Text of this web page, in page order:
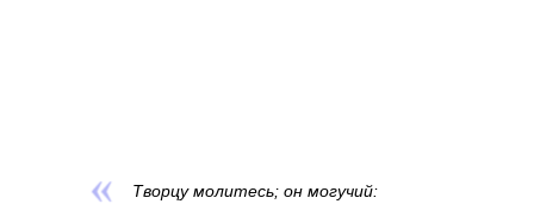
Творцу молитесь; он могучий: